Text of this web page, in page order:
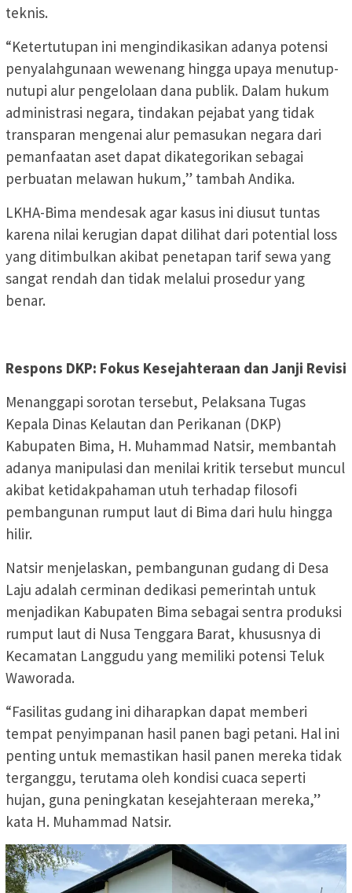
teknis.
“Ketertutupan ini mengindikasikan adanya potensi
penyalahgunaan wewenang hingga upaya menutup-
nutupi alur pengelolaan dana publik. Dalam hukum
administrasi negara, tindakan pejabat yang tidak
transparan mengenai alur pemasukan negara dari
pemanfaatan aset dapat dikategorikan sebagai
perbuatan melawan hukum,” tambah Andika.
LKHA-Bima mendesak agar kasus ini diusut tuntas
karena nilai kerugian dapat dilihat dari potential loss
yang ditimbulkan akibat penetapan tarif sewa yang
sangat rendah dan tidak melalui prosedur yang
benar.
Respons DKP: Fokus Kesejahteraan dan Janji Revisi
Menanggapi sorotan tersebut, Pelaksana Tugas
Kepala Dinas Kelautan dan Perikanan (DKP)
Kabupaten Bima, H. Muhammad Natsir, membantah
adanya manipulasi dan menilai kritik tersebut muncul
akibat ketidakpahaman utuh terhadap filosofi
pembangunan rumput laut di Bima dari hulu hingga
hilir.
Natsir menjelaskan, pembangunan gudang di Desa
Laju adalah cerminan dedikasi pemerintah untuk
menjadikan Kabupaten Bima sebagai sentra produksi
rumput laut di Nusa Tenggara Barat, khususnya di
Kecamatan Langgudu yang memiliki potensi Teluk
Waworada.
“Fasilitas gudang ini diharapkan dapat memberi
tempat penyimpanan hasil panen bagi petani. Hal ini
penting untuk memastikan hasil panen mereka tidak
terganggu, terutama oleh kondisi cuaca seperti
hujan, guna peningkatan kesejahteraan mereka,”
kata H. Muhammad Natsir.